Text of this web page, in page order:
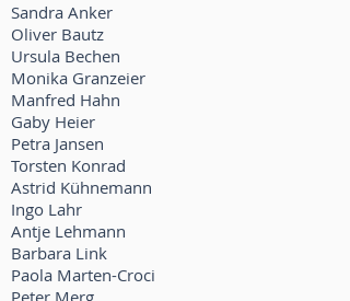
Sandra Anker
Oliver Bautz
Ursula Bechen
Monika Granzeier
Manfred Hahn
Gaby Heier
Petra Jansen
Torsten Konrad
Astrid Kühnemann
Ingo Lahr
Antje Lehmann
Barbara Link
Paola Marten-Croci
Peter Merg